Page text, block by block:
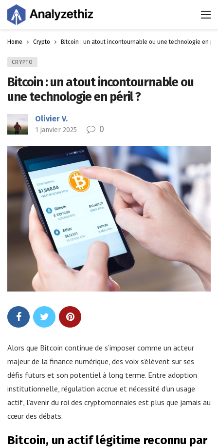
Home Crypto Bitcoin : un atout incontournable ou une technologie en
CRYPTO
Bitcoin : un atout incontournable ou
une technologie en péril ?
Olivier V.
1 janvier 2025 0
Alors que Bitcoin continue de s’imposer comme un acteur
majeur de la finance numérique, des voix s’élèvent sur ses
défis futurs et son potentiel à long terme. Entre adoption
institutionnelle, régulation accrue et nécessité d’un usage
actif, l’avenir du roi des cryptomonnaies est plus que jamais au
cœur des débats.
Bitcoin, un actif légitime reconnu par